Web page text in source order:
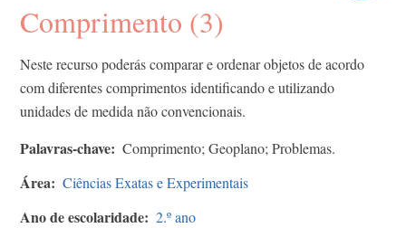
Comprimento (3)
Neste recurso poderás comparar e ordenar objetos de acordo
com diferentes comprimentos identificando e utilizando
unidades de medida não convencionais.
Palavras-chave Comprimento; Geoplano; Problemas.
Área Ciências Exatas e Experimentais
Ano de escolaridade 2.º ano